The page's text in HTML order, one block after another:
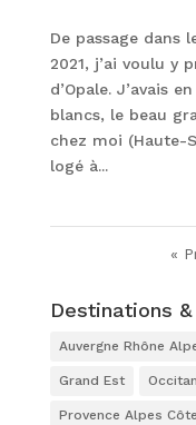
De passage dans
2021, j’ai voulu y
d’Opale. J’avais
blancs, le beau
chez moi (Haute-
logé à...
«
Destinations &
Auvergne Rhône
Grand Est
Provence Alpes